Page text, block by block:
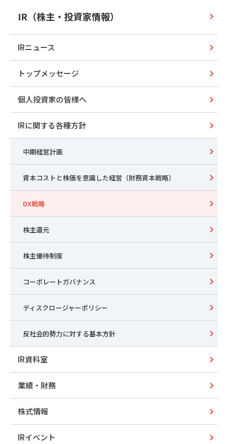
IR（株主・投資家情報）
IRニュース
トップメッセージ
個人投資家の皆様へ
IRに関する各種方針
中期経営計画
資本コストと株価を意識した経営（財務資本戦略）
DX戦略
株主還元
株主優待制度
コーポレートガバナンス
ディスクロージャーポリシー
反社会的勢力に対する基本方針
IR資料室
業績・財務
株式情報
IRイベント